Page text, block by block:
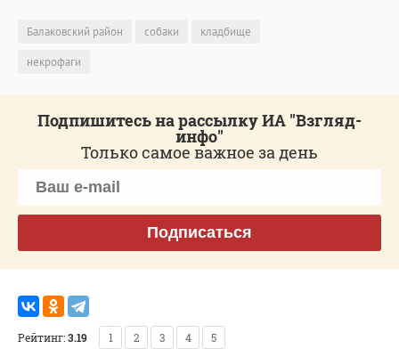
Балаковский район собаки
кладбище
некрофаги
Подпишитесь на рассылку ИА "Взгляд-
инфо"
Только самое важное за день
Подписаться
Рейтинг:3.19 1 2 3 4 5